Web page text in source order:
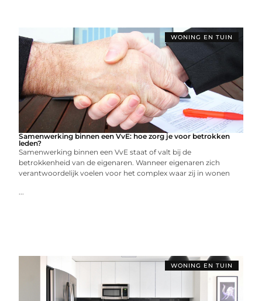
WONING EN TUIN
Samenwerking binnen een VvE: hoe zorg je voor betrokken
leden?
Samenwerking binnen een VvE staat of valt bij de
betrokkenheid van de eigenaren. Wanneer eigenaren zich
verantwoordelijk voelen voor het complex waar zij in wonen
...
WONING EN TUIN